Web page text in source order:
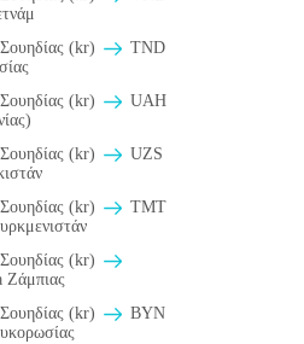
(kr)
TND
(kr)
UAH
(kr)
UZS
(kr)
TMT
(kr)
(kr)
BYN